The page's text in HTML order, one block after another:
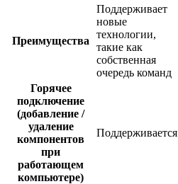
Преимущества
Поддерживает
новые
технологии,
такие как
собственная
очередь команд
Горячее
подключение
(добавление /
удаление
компонентов
при
работающем
компьютере)
Поддерживается